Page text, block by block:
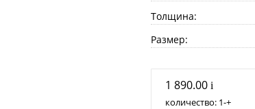
Толщина:
Размер:
1 890.00 i
количество: 1 +